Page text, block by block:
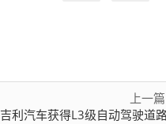
上一篇
吉利汽车获得L3级自动驾驶道路测试